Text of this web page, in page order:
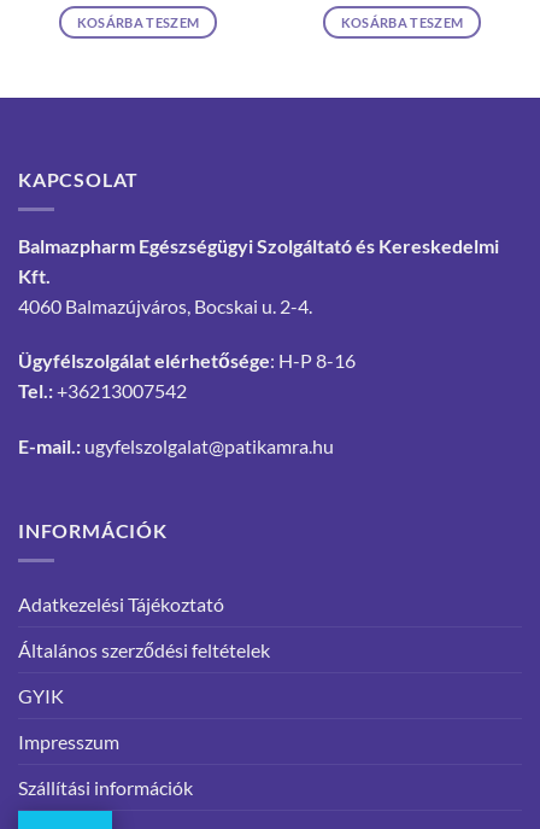
KOSÁRBA TESZEM KOSÁRBA TESZEM
KAPCSOLAT
Balmazpharm Egészségügyi Szolgáltató és Kereskedelmi
Kft.
4060 Balmazújváros, Bocskai u. 2-4.
Ügyfélszolgálat elérhetősége: H-P 8-16
Tel.:+36213007542
E-mail.: ugyfelszolgalat@patikamra.hu
INFORMÁCIÓK
Adatkezelési Tájékoztató
Általános szerződési feltételek
GYIK
Impresszum
Szállítási információk